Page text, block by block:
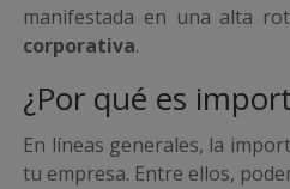
manifestada en una alta
corporativa.
¿Por qué es
En líneas generales, la
tu empresa. Entre ellos,